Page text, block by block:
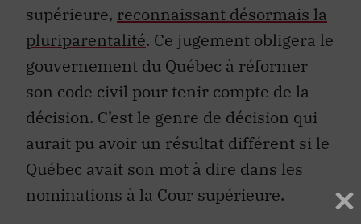
supérieure, reconnaissant désormais la
pluriparentalité. Ce jugement obligera le
gouvernement du Québec à réformer
son code civil pour tenir compte de la
décision. C’est le genre de décision qui
aurait pu avoir un résultat différent si le
Québec avait son mot à dire dans les
nominations à la Cour supérieure.